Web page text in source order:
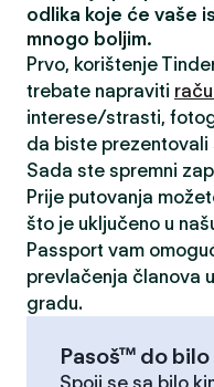
odlika koje će vaše
mnogo boljim.
Prvo, korištenje
trebate napraviti
interese/strasti,
da biste prezentovali
Sada ste spremni
Prije putovanja
što je uključeno u
Passport vam
prevlačenja članova
gradu.
Pasoš™ do
Spoji se sa bilo